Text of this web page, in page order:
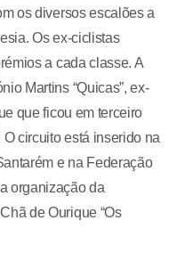
os diversos escalões a
Os ex-ciclistas
a cada classe. A
Martins “Quicas”, ex-
que ficou em terceiro
circuito está inserido na
e na Federação
organização da
de Ourique “Os